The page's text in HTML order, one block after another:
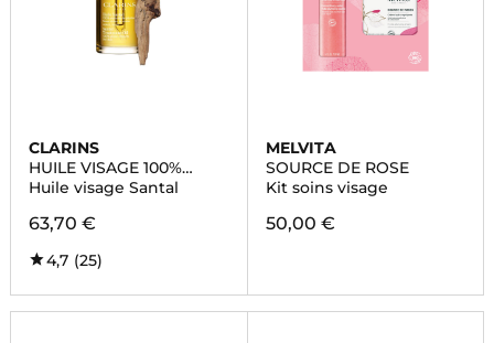
CLARINS
HUILE VISAGE 100%
EXTRAITS DE PLANTES
Huile visage Santal
63,70 €
4,7 (25)
MELVITA
SOURCE DE ROSE
Kit soins visage
50,00 €